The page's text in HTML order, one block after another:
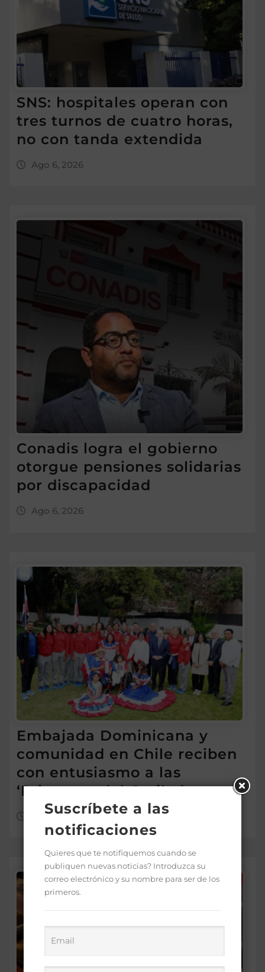
SNS: hospitales operan con
tres turnos de cuatro horas,
no con tanda extendida
Ago 6, 2026
Conadis logra el gobierno
otorgue pensiones solidarias
por discapacidad
Ago 6, 2026
Embajada Dominicana y
comunidad en Chile reciben
con entusiasmo a las
‘Princesas del Caribe’
Ago 6, 2026
Suscríbete a las
notificaciones
Quieres que te notifiquemos cuando se
publiquen nuevas noticias? Introduzca su
correo electrónico y su nombre para ser de los
primeros.